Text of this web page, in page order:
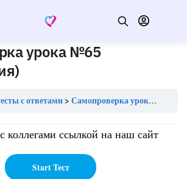
урока №65
с ответами Самопроверка урока №65 (гематология)
коллегами ссылкой на наш сайт